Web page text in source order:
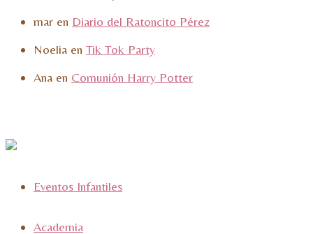
mar en Diario del Ratoncito Pérez
Noelia en Tik Tok Party
Ana en Comunión Harry Potter
Eventos Infantiles
Academia